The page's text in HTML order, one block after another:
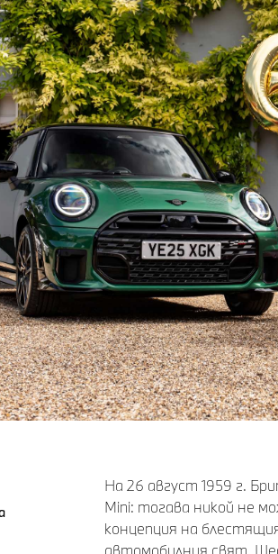
На 26 август 1959 г.
Mini: тогава никой не
концепция на
автомобилния свят.